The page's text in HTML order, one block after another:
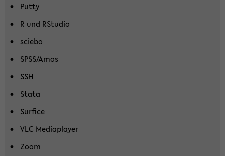
Putty
R und RStu­dio
scie­bo
SPSS/Amos
SSH
Stata
Sur­fice
VLC Me­dia­play­er
Zoom